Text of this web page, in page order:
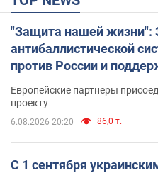
"Защита нашей жизни":
антибаллистической
против России и
Европейские партнеры
проекту
6.08.2026 20:20 86,0 т.
С 1 сентября